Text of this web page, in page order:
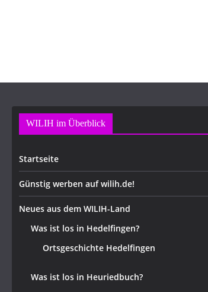
WILIH im Überblick
Startseite
Günstig werben auf wilih.de!
Neues aus dem WILIH-Land
Was ist los in Hedelfingen?
Ortsgeschichte Hedelfingen
Was ist los in Heuriedbuch?